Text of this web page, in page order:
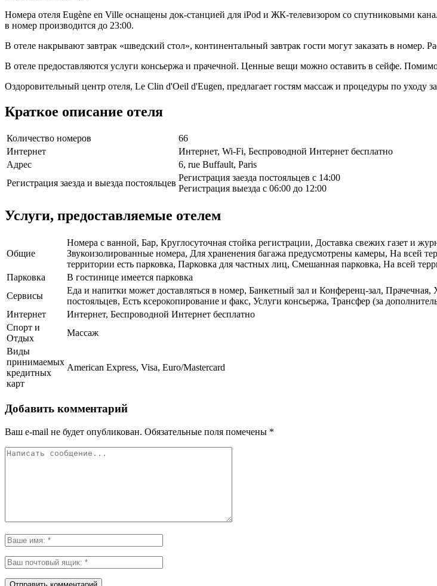
Номера отеля Eugène en Ville оснащены док-станцией для iPod и ЖК-телевизором со спутниковыми
в номер производится до 23:00.
В отеле накрывают завтрак «шведский стол», континентальный завтрак гости могут заказать в номер.
В отеле предоставляются услуги консьержа и прачечной. Ценные вещи можно оставить в сейфе.
Оздоровительный центр отеля, Le Clin d'Oeil d'Eugen, предлагает гостям массаж и процедуры по уходу
Краткое описание отеля
Количество номеров
66
Интернет
Интернет, Wi-Fi, Беспроводной Интернет бесплатно
Адрес
6, rue Buffault, Paris
Регистрация заезда и выезда постояльцев
Регистрация заезда постояльцев с 14:00
Регистрация выезда с 06:00 до 12:00
Услуги, предоставляемые отелем
Общие
Номера с ванной, Бар, Круглосуточная стойка регистрации, Доставка свежих газет и
Звукоизолированные номера, Для храненения багажа предусмотрены камеры, На всей
территории есть парковка, Парковка для частных лиц, Смешанная парковка, На всей
Парковка
В гостинице имеется парковка
Сервисы
Еда и напитки может доставляться в номер, Банкетный зал и Конференц-зал,
постояльцев, Есть ксерокопирование и факс, Услуги консьержа, Трансфер (за
Интернет
Интернет, Беспроводной Интернет бесплатно
Спорт и
Отдых
Массаж
Виды
принимаемых
кредитных
карт
American Express, Visa, Euro/Mastercard
Добавить комментарий
Ваш e-mail не будет опубликован. Обязательные поля помечены *